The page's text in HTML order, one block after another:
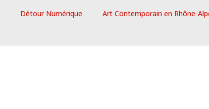
Détour Numérique Art Contemporain en Rhône-